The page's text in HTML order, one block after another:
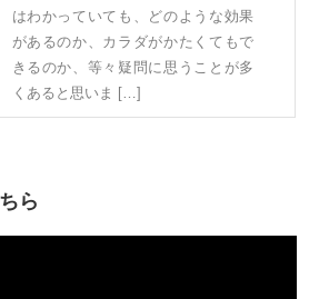
はわかっていても、どのような効果
があるのか、カラダがかたくてもで
きるのか、等々疑問に思うことが多
くあると思いま […]
ら